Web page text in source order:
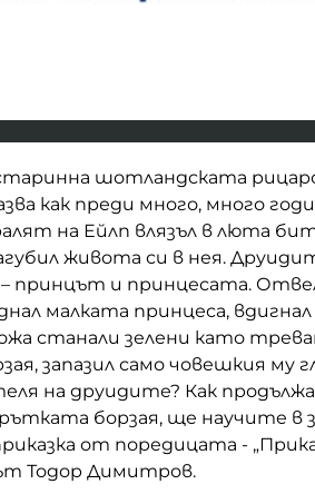
шотландската
как преди много, много
на Ейлп влязъл в люта
живота си в нея.
принцът и принцесата.
малката принцеса,
станали зелени като
запазил само човешкия му
на друидите? Как
борзая, ще научите в
от поредицата -
Тодор Димитров.